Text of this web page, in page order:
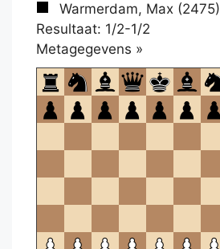
Warmerdam, Max (2475)
Resultaat: 1/2-1/2
Metagegevens »
om
te
openen.